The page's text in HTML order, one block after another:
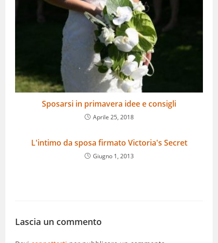
Sposarsi in primavera idee e consigli
Aprile 25, 2018
L'intimo da sposa firmato Victoria's Secret
Giugno 1, 2013
Lascia un commento